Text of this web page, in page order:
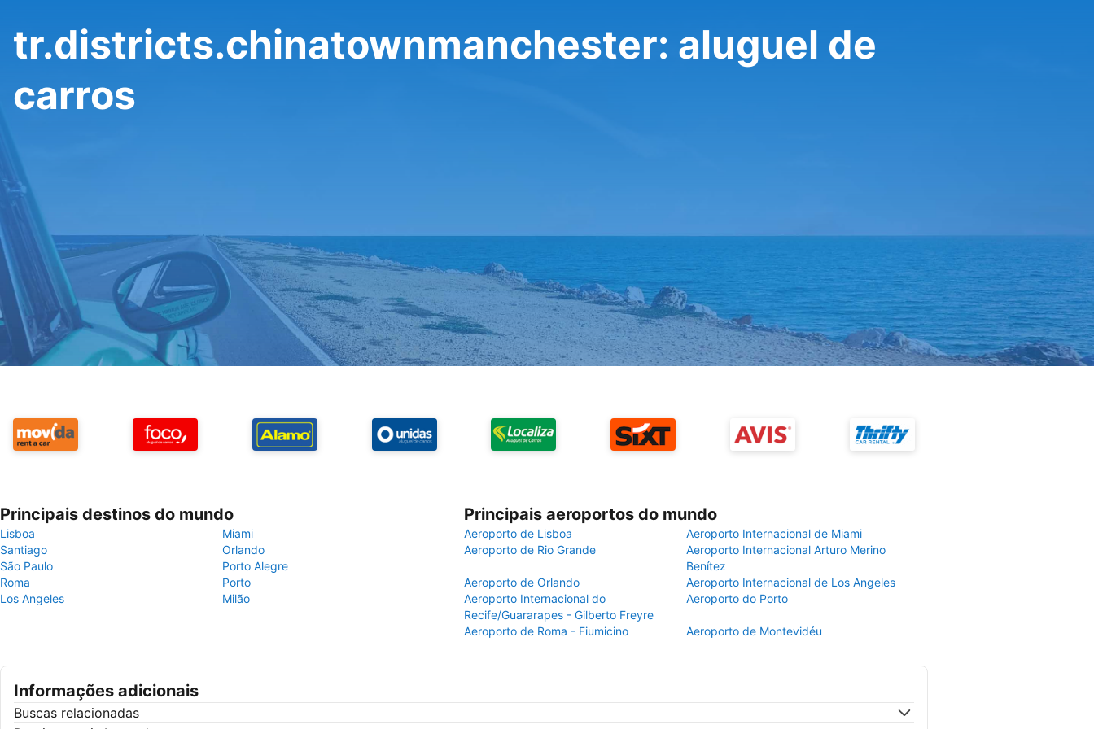
tr.districts.chinatownmanchester: aluguel de
carros
Principais destinos do mundo
Lisboa
Miami
Santiago
Orlando
São Paulo
Porto Alegre
Roma
Porto
Los Angeles
Milão
Principais aeroportos do mundo
Aeroporto de Lisboa
Aeroporto Internacional de Miami
Aeroporto de Rio Grande
Aeroporto Internacional Arturo Merino
Benítez
Aeroporto de Orlando
Aeroporto Internacional de Los Angeles
Aeroporto Internacional do
Recife/Guararapes - Gilberto Freyre
Aeroporto do Porto
Aeroporto de Roma - Fiumicino Aeroporto de Montevidéu
Informações adicionais
Buscas relacionadas